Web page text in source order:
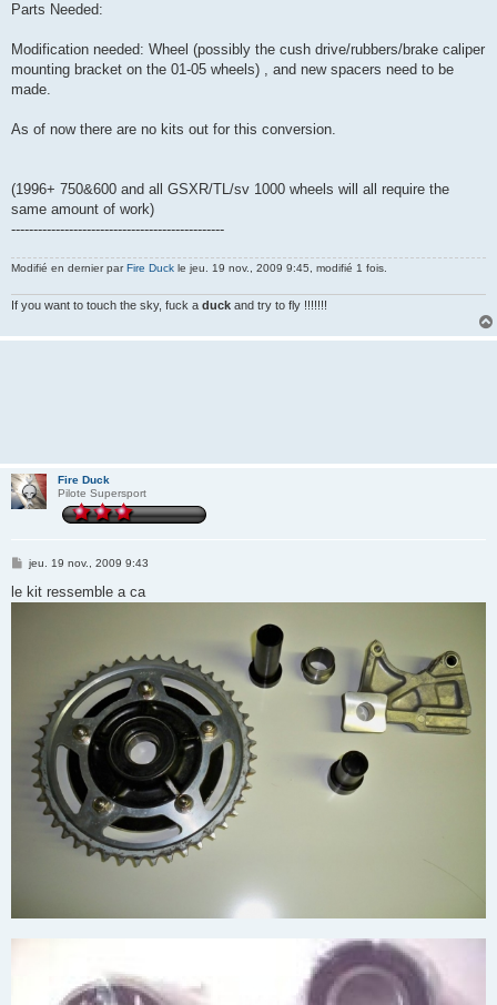
Parts Needed:
Modification needed: Wheel (possibly the cush drive/rubbers/brake caliper
mounting bracket on the 01-05 wheels) , and new spacers need to be
made.
As of now there are no kits out for this conversion.
(1996+ 750&600 and all GSXR/TL/sv 1000 wheels will all require the
same amount of work)
------------------------------------------------
Modifié en dernier parFire Duck le jeu. 19 nov., 2009 9:45, modifié 1 fois.
If you want to touch the sky, fuck a duck and try to fly !!!!!!!
Fire Duck
Pilote Supersport
M
s
s
jeu. 19 nov., 2009 9:43
le kit ressemble a ca